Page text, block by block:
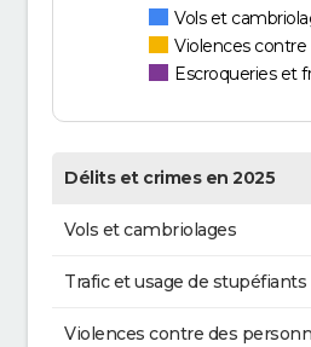
Vols et
Violences
Escroqueries et
Délits et crimes en 2025
Vols et cambriolages
Trafic et usage de stupéfiants
Violences contre des